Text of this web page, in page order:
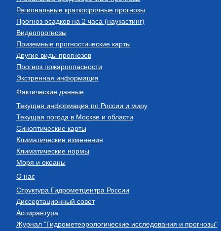
Региональные краткосрочные прогнозы
Прогноз осадков на 2 часа (наукастинг)
Видеопрогнозы
Приземные прогностические карты
Другие виды прогнозов
Прогноз пожароопасности
Экстренная информация
Фактические данные
Текущая информация по России и миру
Текущая погода в Москве и области
Синоптические карты
Климатические изменения
Климатические нормы
Моря и океаны
О нас
Структура Гидрометцентра России
Диссертационный совет
Аспирантура
Журнал "Гидрометеорологические исследования и прогнозы"